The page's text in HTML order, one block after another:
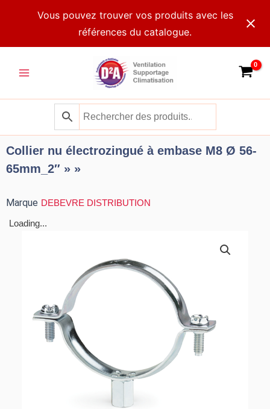
Vous pouvez trouver vos produits avec les
références du catalogue.
Menu
Collier nu électrozingué à embase M8 Ø 56-
65mm_2″ » »
Marque DEBEVRE DISTRIBUTION
Loading...